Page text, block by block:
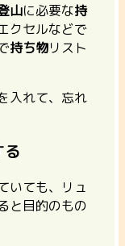
山に必要な持
クセルなどで
持ち物リスト
入れて、忘れ
る
いても、リュ
と目的のもの